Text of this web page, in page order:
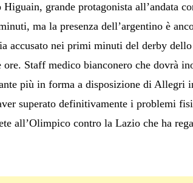
grande protagonista all’andata
ma la presenza dell’argentino è
accusato nei primi minuti del derby
ore. Staff medico bianconero che dovrà
più in forma a disposizione di Allegri
superato definitivamente i problemi
all’Olimpico contro la Lazio che ha